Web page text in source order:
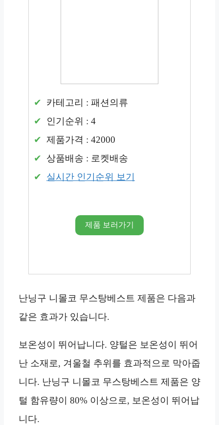
카테고리 : 패션의류
인기순위 : 4
제품가격 : 42000
상품배송 : 로켓배송
실시간 인기순위 보기
제품 보러가기
난닝구 니몰코 무스탕베스트 제품은 다음과
같은 효과가 있습니다.
보온성이 뛰어납니다. 양털은 보온성이 뛰어
난 소재로, 겨울철 추위를 효과적으로 막아줍
니다. 난닝구 니몰코 무스탕베스트 제품은 양
털 함유량이 80% 이상으로, 보온성이 뛰어납
니다.